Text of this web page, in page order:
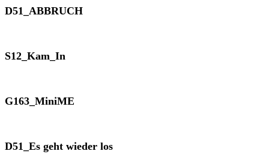
D51_ABBRUCH
S12_Kam_In
G163_MiniME
D51_Es geht wieder los